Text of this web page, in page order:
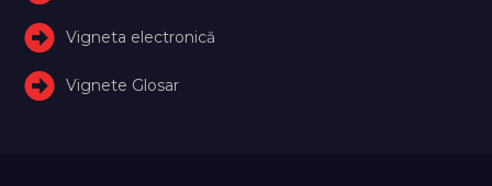
Vigneta electronică
Vignete Glosar